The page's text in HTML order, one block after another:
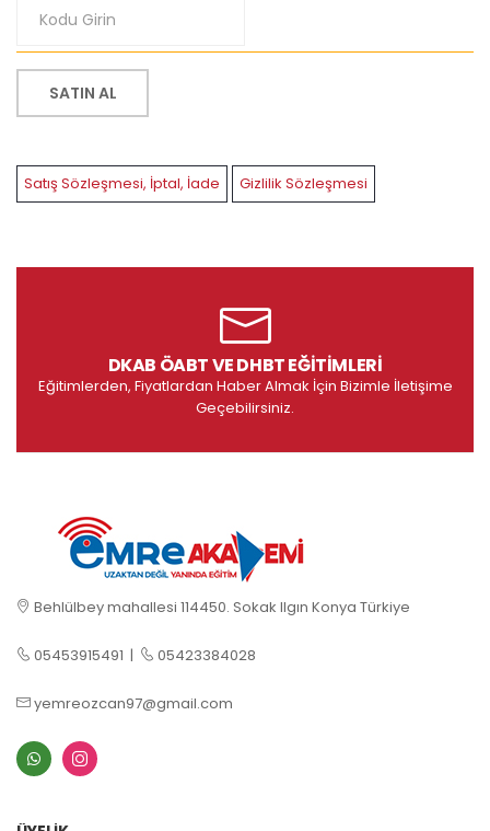
SATIN AL
Satış Sözleşmesi, İptal, İade Gizlilik Sözleşmesi
DKAB ÖABT VE DHBT EĞITIMLERI
Eğitimlerden, Fiyatlardan Haber Almak İçin Bizimle İletişime
Geçebilirsiniz.
Behlülbey mahallesi 114450. Sokak Ilgın Konya Türkiye
05453915491 | 05423384028
yemreozcan97@gmail.com